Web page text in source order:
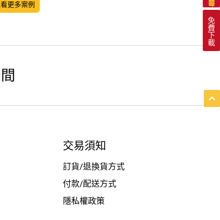
更多案例
免
費
下
載
交易須知
訂貨/退換貨方式
付款/配送方式
隱私權政策